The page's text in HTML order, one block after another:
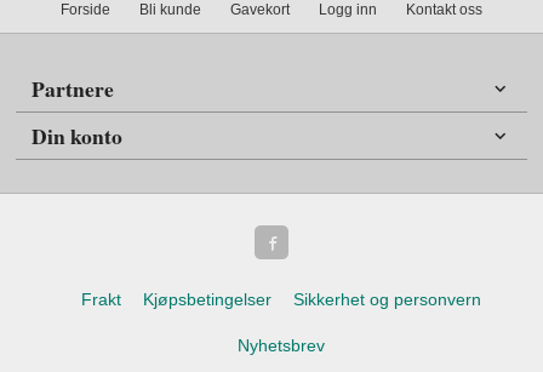
Forside Bli kunde Gavekort Logg inn Kontakt oss
Partnere
Din konto
Frakt Kjøpsbetingelser Sikkerhet og personvern
Nyhetsbrev